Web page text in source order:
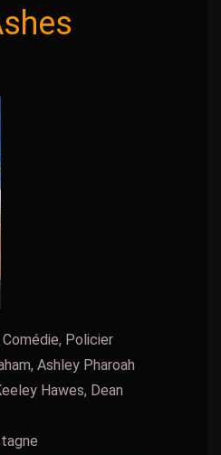
Policier
Ashley Pharoah
Hawes, Dean